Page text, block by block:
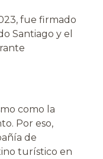
fue firmado
Santiago y el
como la
Por eso,
de
turístico en